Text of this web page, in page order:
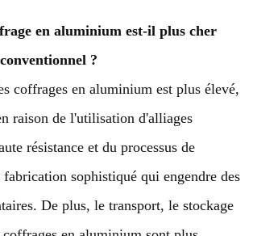
en aluminium est-il plus cher
?
coffrages en aluminium est plus élevé,
raison de l'utilisation d'alliages
résistance et du processus de
sophistiqué qui engendre des
De plus, le transport, le stockage